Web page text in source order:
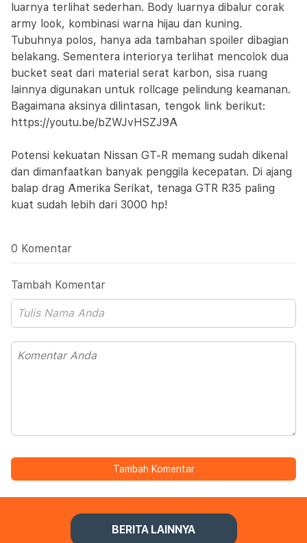
luarnya terlihat sederhan. Body luarnya dibalur corak
army look, kombinasi warna hijau dan kuning.
Tubuhnya polos, hanya ada tambahan spoiler dibagian
belakang. Sementera interiorya terlihat mencolok dua
bucket seat dari material serat karbon, sisa ruang
lainnya digunakan untuk rollcage pelindung keamanan.
Bagaimana aksinya dilintasan, tengok link berikut:
https://youtu.be/bZWJvHSZJ9A
Potensi kekuatan Nissan GT-R memang sudah dikenal
dan dimanfaatkan banyak penggila kecepatan. Di ajang
balap drag Amerika Serikat, tenaga GTR R35 paling
kuat sudah lebih dari 3000 hp!
0 Komentar
Tambah Komentar
Tambah Komentar
BERITA LAINNYA